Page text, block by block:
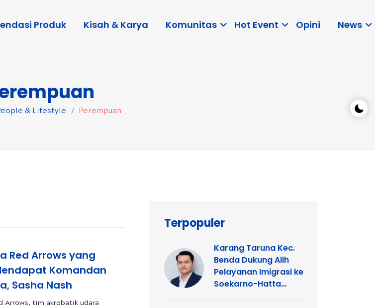
Produk Kisah & Karya Komunitas Hot Event Opini News
& Lifestyle Perempuan
Red Arrows yang
Komandan
Sasha Nash
Arrows, tim akrobatik udara
Terpopuler
Karang Taruna Kec.
Benda Dukung Alih
Pelayanan Imigrasi ke
Soekarno-Hatta